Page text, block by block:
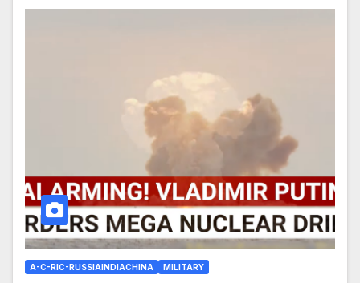
A-C-RIC-RUSSIAINDIACHINA MILITARY